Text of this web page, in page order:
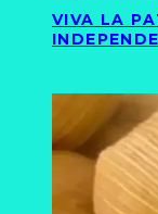
VIVA LA